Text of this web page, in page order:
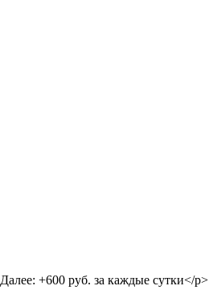
+600 руб. за каждые сутки</p>